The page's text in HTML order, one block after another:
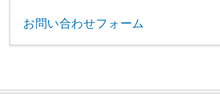
お問い合わせフォーム